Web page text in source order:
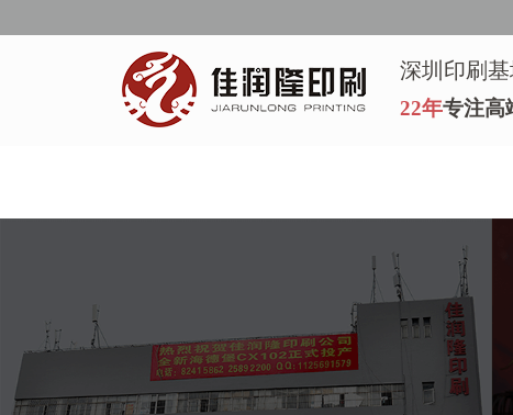
深圳印刷
22年专注高